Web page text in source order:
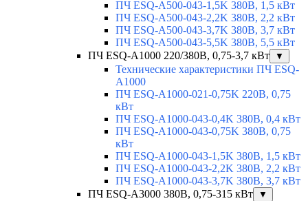
ПЧ ESQ-A500-043-1,5K 380В, 1,5 кВт
ПЧ ESQ-A500-043-2,2K 380В, 2,2 кВт
ПЧ ESQ-A500-043-3,7K 380В, 3,7 кВт
ПЧ ESQ-A500-043-5,5K 380В, 5,5 кВт
ПЧ ESQ-A1000 220/380В, 0,75-3,7 кВт
▼
Технические характеристики ПЧ ESQ-
A1000
ПЧ ESQ-A1000-021-0,75K 220В, 0,75
кВт
ПЧ ESQ-A1000-043-0,4K 380В, 0,4 кВт
ПЧ ESQ-A1000-043-0,75K 380В, 0,75
кВт
ПЧ ESQ-A1000-043-1,5K 380В, 1,5 кВт
ПЧ ESQ-A1000-043-2,2K 380В, 2,2 кВт
ПЧ ESQ-A1000-043-3,7K 380В, 3,7 кВт
ПЧ ESQ-A3000 380В, 0,75-315 кВт
▼